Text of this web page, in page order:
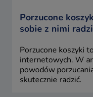
Porzucone
sobie z nimi
Porzucone koszyki
internetowych. W
powodów
skutecznie radzić.